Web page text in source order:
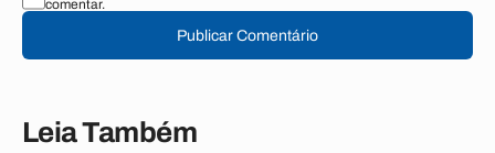
comentar.
Publicar Comentário
Leia Também